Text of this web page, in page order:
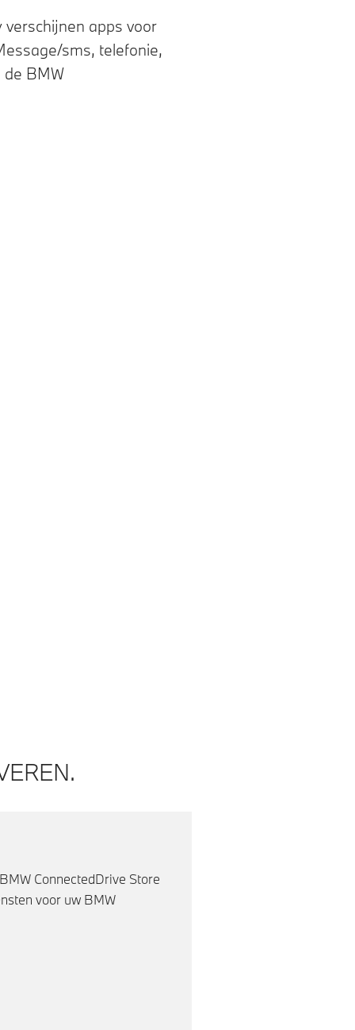
apps voor
sms, telefonie,
de BMW
ConnectedDrive Store
voor uw BMW